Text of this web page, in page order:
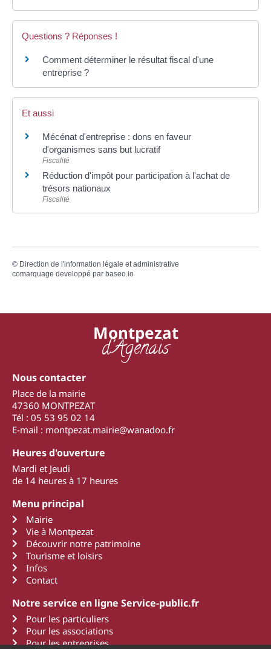
Questions ? Réponses !
Comment déterminer le résultat fiscal d'une
entreprise ?
Et aussi
Mécénat d'entreprise : dons en faveur
d'organismes sans but lucratif
Fiscalité
Réduction d'impôt pour participation à l'achat de
trésors nationaux
Fiscalité
© Direction de l'information légale et administrative
comarquage developpé par baseo.io
Montpezat
d'Agenais
Nous contacter
Place de la mairie
47360 MONTPEZAT
Tél : 05 53 95 02 14
E-mail : montpezat.mairie@wanadoo.fr
Heures d'ouverture
Mardi et Jeudi
de 14 heures à 17 heures
Menu principal
Mairie
Vie à Montpezat
Découvrir notre patrimoine
Tourisme et loisirs
Infos
Contact
Notre service en ligne Service-public.fr
Pour les particuliers
Pour les associations
Pour les entreprises